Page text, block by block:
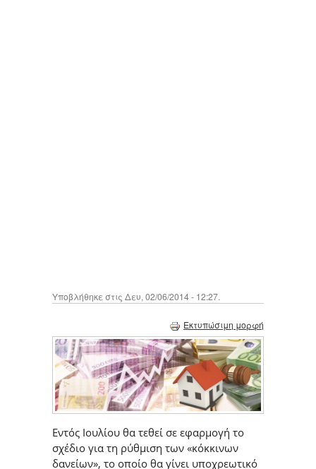
Υποβλήθηκε στις Δευ, 02/06/2014 - 12:27.
Εκτυπώσιμη μορφή
Εντός Ιουλίου θα τεθεί σε εφαρμογή το
σχέδιο για τη ρύθμιση των «κόκκινων
δανείων», το οποίο θα γίνει υποχρεωτικό